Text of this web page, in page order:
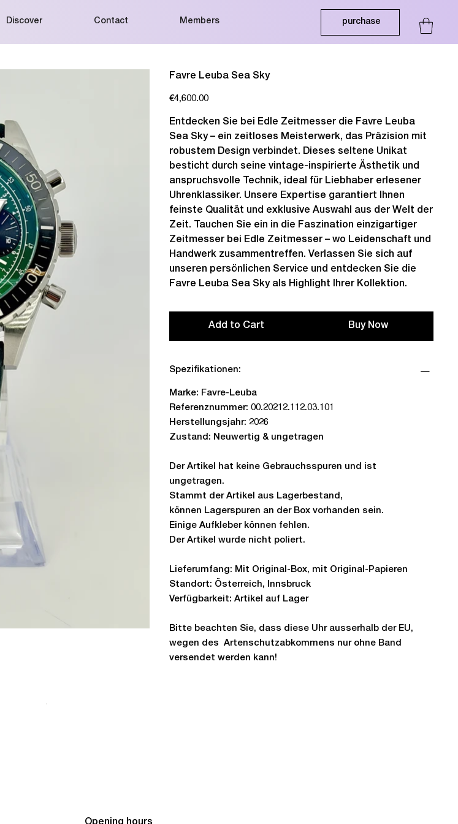
Discover Contact Members purchase
Favre Leuba Sea Sky
Price
€4,600.00
Entdecken Sie bei Edle Zeitmesser die Favre Leuba
Sea Sky – ein zeitloses Meisterwerk, das Präzision mit
robustem Design verbindet. Dieses seltene Unikat
besticht durch seine vintage-inspirierte Ästhetik und
anspruchsvolle Technik, ideal für Liebhaber erlesener
Uhrenklassiker. Unsere Expertise garantiert Ihnen
feinste Qualität und exklusive Auswahl aus der Welt der
Zeit. Tauchen Sie ein in die Faszination einzigartiger
Zeitmesser bei Edle Zeitmesser – wo Leidenschaft und
Handwerk zusammentreffen. Verlassen Sie sich auf
unseren persönlichen Service und entdecken Sie die
Favre Leuba Sea Sky als Highlight Ihrer Kollektion.
Add to Cart Buy Now
Spezifikationen:
Marke: Favre-Leuba
Referenznummer: 00.20212.112.03.101
Herstellungsjahr: 2026
Zustand: Neuwertig & ungetragen
Der Artikel hat keine Gebrauchsspuren und ist
ungetragen.
Stammt der Artikel aus Lagerbestand,
können Lagerspuren an der Box vorhanden sein.
Einige Aufkleber können fehlen.
Der Artikel wurde nicht poliert.
Lieferumfang: Mit Original-Box, mit Original-Papieren
Standort: Österreich, Innsbruck
Verfügbarkeit: Artikel auf Lager
Bitte beachten Sie, dass diese Uhr ausserhalb der EU,
wegen des Artenschutzabkommens nur ohne Band
versendet werden kann!